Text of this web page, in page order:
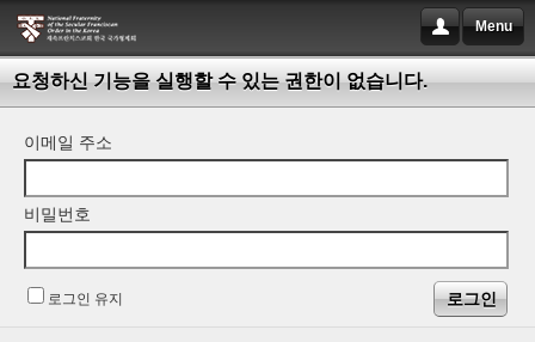
Menu
요청하신 기능을 실행할 수 있는 권한이 없습니다.
이메일 주소
비밀번호
로그인 유지